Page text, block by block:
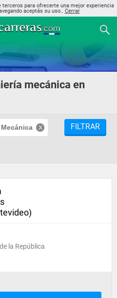
para ofrecerte una mejor experiencia
aceptás su uso.. Cerrar
mecánica en
FILTRAR
la República